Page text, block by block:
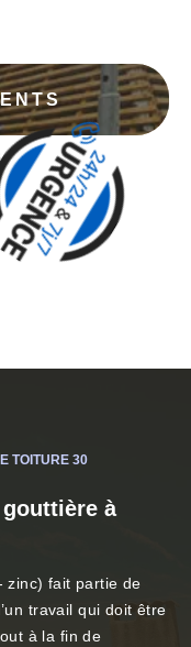
TOITURE 30
à
zinc) fait partie de
travail qui doit être
à la fin de